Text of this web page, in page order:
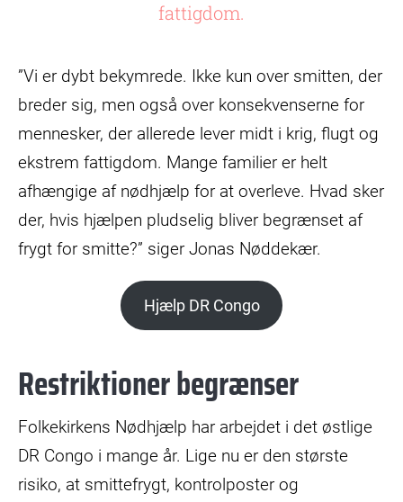
fattigdom.
”Vi er dybt bekymrede. Ikke kun over smitten, der
breder sig, men også over konsekvenserne for
mennesker, der allerede lever midt i krig, flugt og
ekstrem fattigdom. Mange familier er helt
afhængige af nødhjælp for at overleve. Hvad sker
der, hvis hjælpen pludselig bliver begrænset af
frygt for smitte?” siger Jonas Nøddekær.
Hjælp DR Congo
Restriktioner begrænser
Folkekirkens Nødhjælp har arbejdet i det østlige
DR Congo i mange år. Lige nu er den største
risiko, at smittefrygt, kontrolposter og